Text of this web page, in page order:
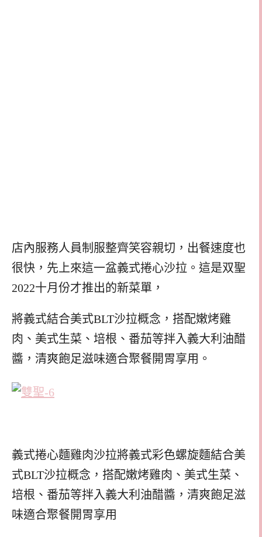
店內服務人員制服整齊笑容親切，出餐速度也
很快，先上來這一盆義式捲心沙拉。這是双聖
2022十月份才推出的新菜單，
將義式結合美式BLT沙拉概念，搭配嫩烤雞
肉、美式生菜、培根、番茄等拌入義大利油醋
醬，清爽飽足滋味適合聚餐開胃享用。
義式捲心麵雞肉沙拉將義式彩色螺旋麵結合美
式BLT沙拉概念，搭配嫩烤雞肉、美式生菜、
培根、番茄等拌入義大利油醋醬，清爽飽足滋
味適合聚餐開胃享用